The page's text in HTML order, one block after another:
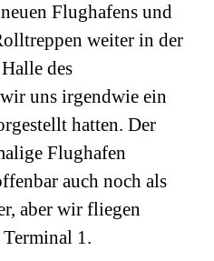
Flughafens und
weiter in der
des
uns irgendwie ein
hatten. Der
Flughafen
auch noch als
aber wir fliegen
1.